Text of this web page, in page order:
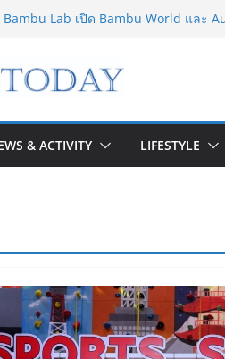
Bambu Lab เปิด Bambu World และ
เจาะเบื้องหลังความสำเร็จของ The 1
Shopping Phenomenon ของไทย
CEO “ดร.ปิยะวัฒน์” ถ่ายทอดวิสัยทัศน์ธุ
“โชค รถแห่” ยกวง
& ACTIVITY LIFESTYLE